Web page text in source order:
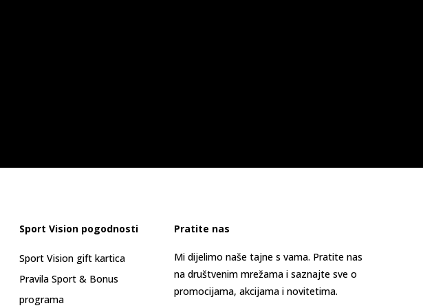
Sport Vision pogodnosti
Sport Vision gift kartica
Pravila Sport & Bonus
programa
Pratite nas
Mi dijelimo naše tajne s vama. Pratite nas
na društvenim mrežama i saznajte sve o
promocijama, akcijama i novitetima.